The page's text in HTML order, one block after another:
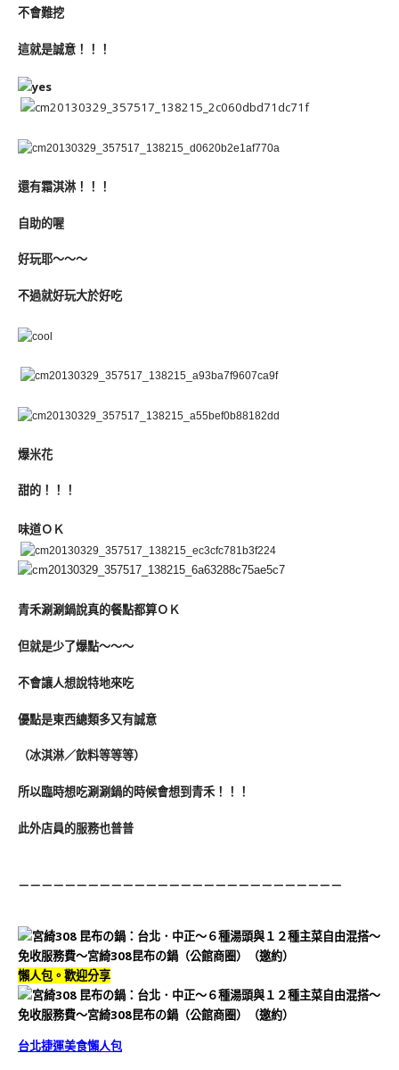
不會難挖
這就是誠意！！！
還有霜淇淋！！！
自助的喔
好玩耶～～～
不過就好玩大於好吃
爆米花
甜的！！！
味道ＯＫ
青禾涮涮鍋說真的餐點都算ＯＫ
但就是少了爆點～～～
不會讓人想說特地來吃
優點是東西總類多又有誠意
（冰淇淋／飲料等等等）
所以臨時想吃涮涮鍋的時候會想到青禾！！！
此外店員的服務也普普
－－－－－－－－－－－－－－－－－－－－－－－－－－－－
懶人包。歡迎分享
台北捷運美食懶人包